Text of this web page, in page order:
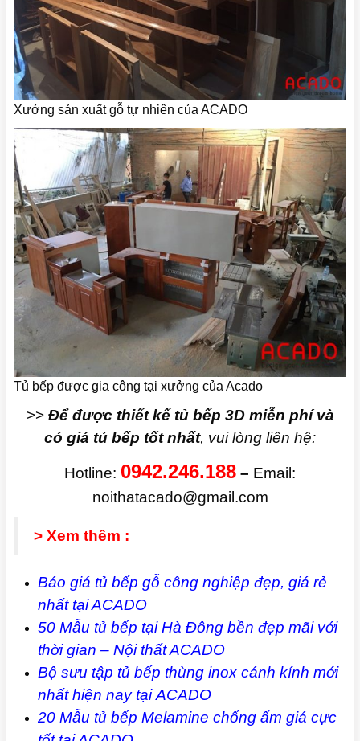
Xưởng sản xuất gỗ tự nhiên của ACADO
Tủ bếp được gia công tại xưởng của Acado
>>Để được thiết kế tủ bếp 3D miễn phí và
có giá tủ bếp tốt nhất, vui lòng liên hệ:
Hotline: 0942.246.188 – Email:
noithatacado@gmail.com
> Xem thêm :
Báo giá tủ bếp gỗ công nghiệp đẹp, giá rẻ
nhất tại ACADO
50 Mẫu tủ bếp tại Hà Đông bền đẹp mãi với
thời gian – Nội thất ACADO
Bộ sưu tập tủ bếp thùng inox cánh kính mới
nhất hiện nay tạiACADO
20 Mẫu tủ bếp Melamine chống ẩm giá cực